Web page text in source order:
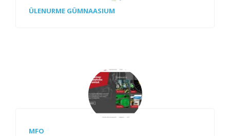
ÜLENURME GÜMNAASIUM
MFO